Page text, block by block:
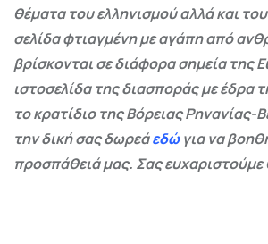
θέματα του ελληνισμού αλλά και
σελίδα φτιαγμένη με αγάπη από
βρίσκονται σε διάφορα σημεία της
ιστοσελίδα της διασποράς με έδρα
το κρατίδιο της Βόρειας Ρηνανίας-
την δική σας δωρεάεδώγια να
προσπάθειά μας. Σας